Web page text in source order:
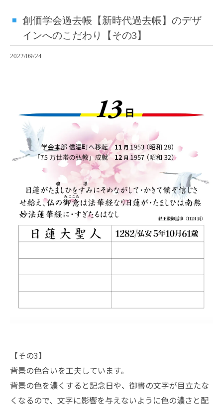
創価学会過去帳【新時代過去帳】のデザ
インへのこだわり【その3】
2022/09/24
【その3】
背景の色合いを工夫しています。
背景の色を濃くすると記念日や、御書の文字が目立たな
くなるので、文字に影響を与えないように色の濃さと配